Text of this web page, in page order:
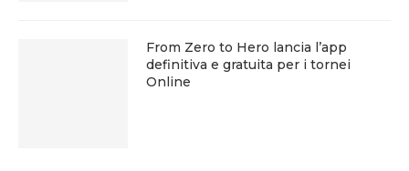
From Zero to Hero lancia l’app
definitiva e gratuita per i tornei
Online